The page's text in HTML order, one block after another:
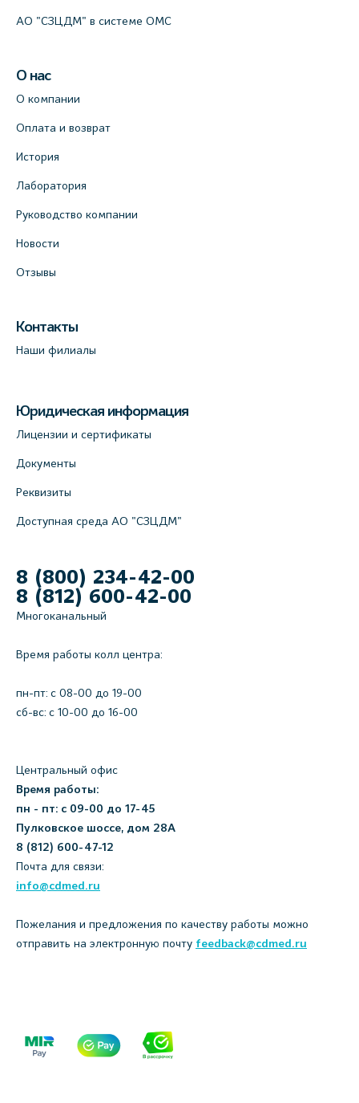
АО "СЗЦДМ" в системе ОМС
О нас
О компании
Оплата и возврат
История
Лаборатория
Руководство компании
Новости
Отзывы
Контакты
Наши филиалы
Юридическая информация
Лицензии и сертификаты
Документы
Реквизиты
Доступная среда АО "СЗЦДМ"
8 (800) 234-42-00
8 (812) 600-42-00
Многоканальный
Время работы колл центра:
пн-пт: c 08-00 до 19-00
сб-вс: с 10-00 до 16-00
Центральный офис
Время работы:
пн - пт: с 09-00 до 17-45
Пулковское шоссе, дом 28А
8 (812) 600-47-12
Почта для связи:
info@cdmed.ru
Пожелания и предложения по качеству работы можно
отправить на электронную почту feedback@cdmed.ru